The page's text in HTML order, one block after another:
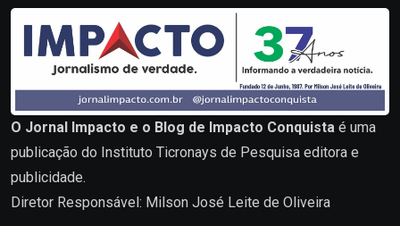
O Jornal Impacto e o Blog de Impacto Conquista é uma
publicação do Instituto Ticronays de Pesquisa editora e
publicidade.
Diretor Responsável: Milson José Leite de Oliveira